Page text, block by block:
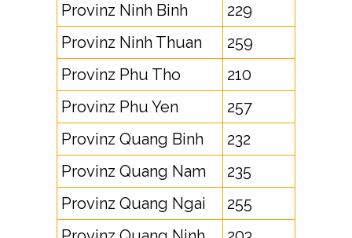
Provinz Ninh Binh
229
Provinz Ninh Thuan
259
Provinz Phu Tho
210
Provinz Phu Yen
257
Provinz Quang Binh
232
Provinz Quang Nam
235
Provinz Quang Ngai
255